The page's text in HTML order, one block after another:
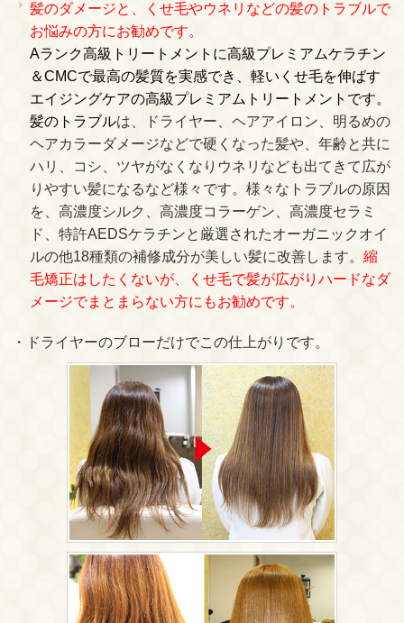
髪のダメージと、くせ毛やウネリなどの髪のトラブルで
お悩みの方にお勧めです。
Aランク高級トリートメントに高級プレミアムケラチン
＆CMCで最高の髪質を実感でき、軽いくせ毛を伸ばす
エイジングケアの高級プレミアムトリートメントです。
髪のトラブルは、ドライヤー、ヘアアイロン、明るめの
ヘアカラーダメージなどで硬くなった髪や、年齢と共に
ハリ、コシ、ツヤがなくなりウネリなども出てきて広が
りやすい髪になるなど様々です。様々なトラブルの原因
を、高濃度シルク、高濃度コラーゲン、高濃度セラミ
ド、特許AEDSケラチンと厳選されたオーガニックオイ
ルの他18種類の補修成分が美しい髪に改善します。縮
毛矯正はしたくないが、くせ毛で髪が広がりハードなダ
メージでまとまらない方にもお勧めです。
・ドライヤーのブローだけでこの仕上がりです。